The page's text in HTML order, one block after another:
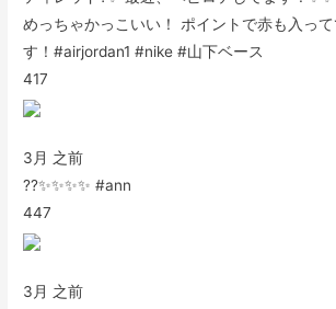
めっちゃかっこいい！ ポイントで赤も入っ
す！#airjordan1 #nike #山下ベース
417
3月 之前
??✨✨✨✨ #ann
447
3月 之前